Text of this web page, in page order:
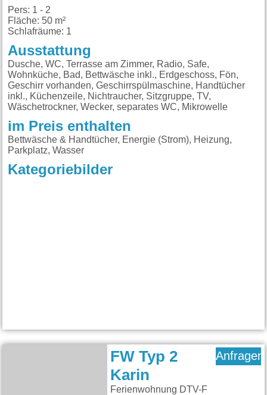
Pers: 1 - 2
Fläche: 50 m²
Schlafräume: 1
Ausstattung
Dusche, WC, Terrasse am Zimmer, Radio, Safe,
Wohnküche, Bad, Bettwäsche inkl., Erdgeschoss, Fön,
Geschirr vorhanden, Geschirrspülmaschine, Handtücher
inkl., Küchenzeile, Nichtraucher, Sitzgruppe, TV,
Wäschetrockner, Wecker, separates WC, Mikrowelle
im Preis enthalten
Bettwäsche & Handtücher, Energie (Strom), Heizung,
Parkplatz, Wasser
Kategoriebilder
FW Typ 2
Karin
Ferienwohnung DTV-F
Anfragen